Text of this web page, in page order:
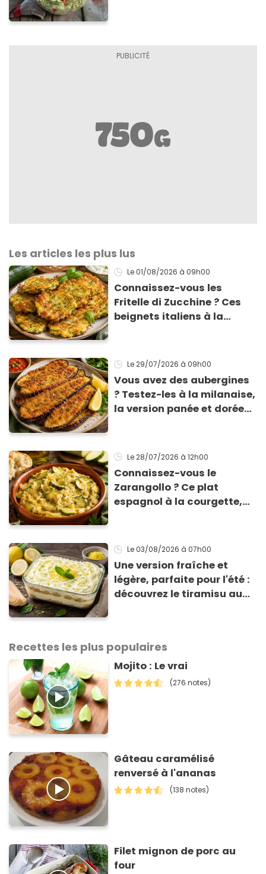
Les articles les plus lus
Le 01/08/2026 à 09h00
Connaissez-vous les
Fritelle di Zucchine ? Ces
beignets italiens à la
Le 29/07/2026 à 09h00
Vous avez des aubergines
? Testez-les à la milanaise,
la version panée et dorée
Le 28/07/2026 à 12h00
Connaissez-vous le
Zarangollo ? Ce plat
espagnol à la courgette,
Le 03/08/2026 à 07h00
Une version fraîche et
légère, parfaite pour l'été :
découvrez le tiramisu au
Recettes les plus populaires
Mojito : Le vrai
(276 notes)
Gâteau caramélisé
renversé à l'ananas
(138 notes)
Filet mignon de porc au
four